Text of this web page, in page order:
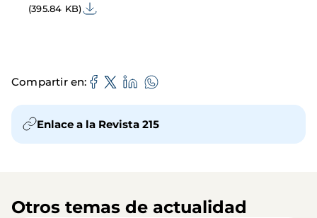
(395.84 KB)
Compartir en
Enlace a la Revista 215
Otros temas de actualidad